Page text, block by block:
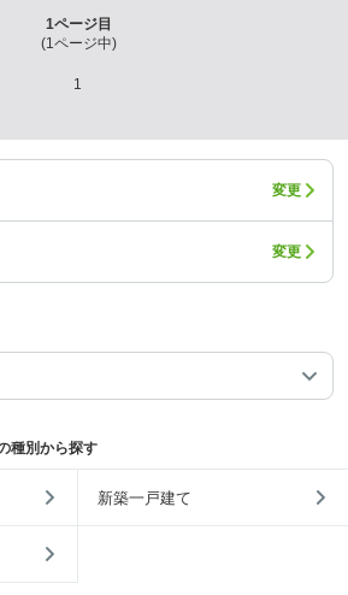
1ページ目
(1ページ中)
1
変更
変更
種別から探す
新築一戸建て